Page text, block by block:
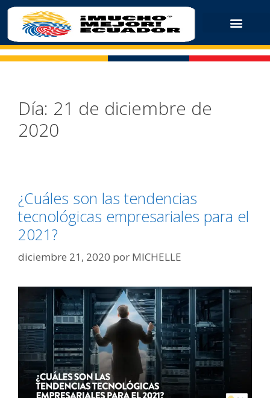
Día: 21 de diciembre de
2020
¿Cuáles son las tendencias
tecnológicas empresariales para el
2021?
diciembre 21, 2020 por MICHELLE